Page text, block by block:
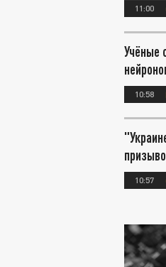
11:00
Учёные
10:58
10:57